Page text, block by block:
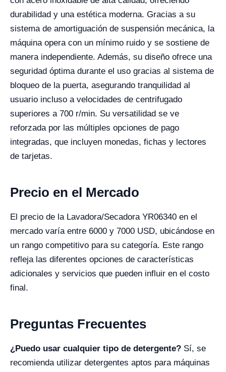
durabilidad y una estética moderna. Gracias a su
sistema de amortiguación de suspensión mecánica, la
máquina opera con un mínimo ruido y se sostiene de
manera independiente. Además, su diseño ofrece una
seguridad óptima durante el uso gracias al sistema de
bloqueo de la puerta, asegurando tranquilidad al
usuario incluso a velocidades de centrifugado
superiores a 700 r/min. Su versatilidad se ve
reforzada por las múltiples opciones de pago
integradas, que incluyen monedas, fichas y lectores
de tarjetas.
Precio en el Mercado
El precio de la Lavadora/Secadora YR06340 en el
mercado varía entre 6000 y 7000 USD, ubicándose en
un rango competitivo para su categoría. Este rango
refleja las diferentes opciones de características
adicionales y servicios que pueden influir en el costo
final.
Preguntas Frecuentes
¿Puedo usar cualquier tipo de detergente? Sí, se
recomienda utilizar detergentes aptos para máquinas